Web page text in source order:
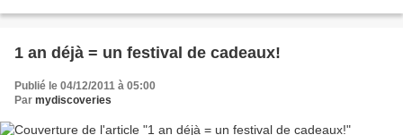
1 an déjà = un festival de cadeaux!
Publié le 04/12/2011 à 05:00
Par mydiscoveries